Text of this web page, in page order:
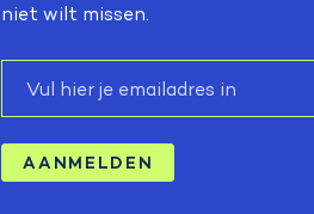
niet wilt missen.
AANMELDEN